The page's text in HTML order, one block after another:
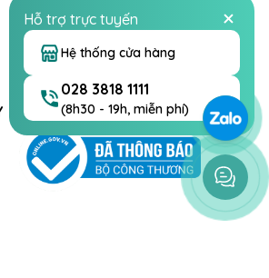
288
Follower
26.432
Follower
Hỗ trợ trực tuyến
Hệ thống cửa hàng
028 3818 1111
(8h30 - 19h, miễn phí)